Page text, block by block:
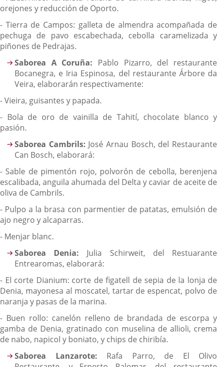
orejones y reducción de Oporto.
- Tierra de Campos: galleta de almendra acompañada de
pechuga de pavo escabechada, cebolla caramelizada y
piñones de Pedrajas.
Saborea A Coruña: Pablo Pizarro, del restaurante
Bocanegra, e Iria Espinosa, del restaurante Árbore da
Veira, elaborarán respectivamente:
- Vieira, guisantes y papada.
- Bola de oro de vainilla de Tahití, chocolate blanco y
pasión.
Saborea Cambrils: José Arnau Bosch, del Restaurante
Can Bosch, elaborará:
- Sable de pimentón rojo, polvorón de cebolla, berenjena
escalibada, anguila ahumada del Delta y caviar de aceite de
oliva de Cambrils.
- Pulpo a la brasa con parmentier de patatas, emulsión de
ajo negro y alcaparras.
- Menjar blanc.
Saborea Denia: Julia Schirweit, del Restuarante
Entrearomas, elaborará:
- El corte Dianium: corte de figatell de sepia de la lonja de
Denia, mayonesa al moscatel, tartar de espencat, polvo de
naranja y pasas de la marina.
- Buen rollo: canelón relleno de brandada de escorpa y
gamba de Denia, gratinado con muselina de allioli, crema
de nabo, napicol y boniato, y chips de chiribía.
Saborea Lanzarote: Rafa Parro, de El Olivo